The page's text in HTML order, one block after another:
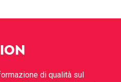
di qualità sul